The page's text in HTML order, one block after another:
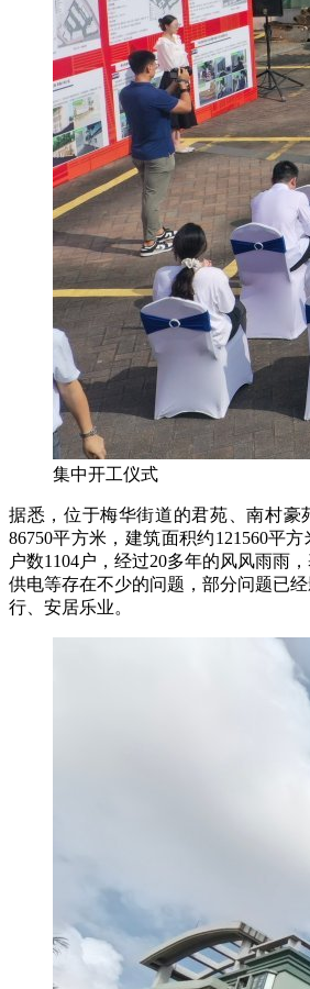
集中开工仪式
据悉，位于梅华街道的君苑、南村豪
86750平方米，建筑面积约121560平
户数1104户，经过20多年的风风雨雨
供电等存在不少的问题，部分问题已
行、安居乐业。